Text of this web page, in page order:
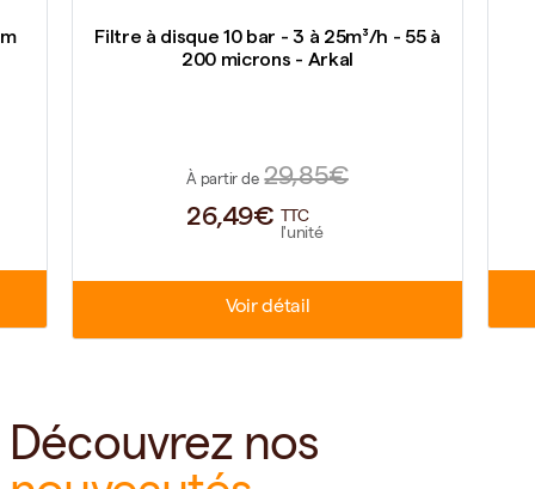
Filtre à disque 10 bar - 3 à 25m³/h - 55 à
200 microns - Arkal
À partir de 29,85€
26,49€
TTC
l'unité
Voir détail
Découvrez nos